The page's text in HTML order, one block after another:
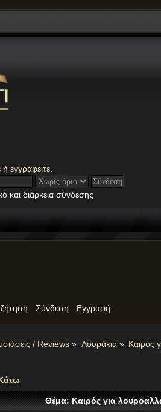
ή εγγραφείτε
και διάρκεια σύνδεσης
Σύνδεση Εγγραφή
/ Reviews » Λουράκια» Καιρός
Θέμα: Καιρός για